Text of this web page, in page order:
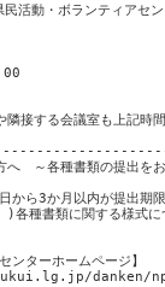
活動・ボランティアセ
接する会議室も上記時
～各種書類の提出を
から3か月以内が提出期
)各種書類に関する様式
ンターホームページ】
danken/npo/